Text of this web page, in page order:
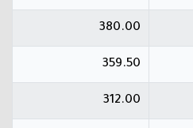
380.00
359.50
312.00